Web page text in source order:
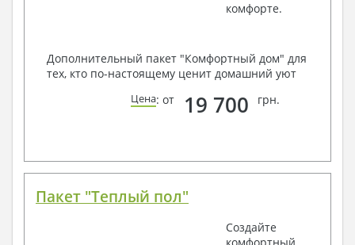
комфорте.
Дополнительный пакет "Комфортный дом" для
тех, кто по-настоящему ценит домашний уют
Цена: от 19 700 грн.
Пакет "Теплый пол"
Создайте